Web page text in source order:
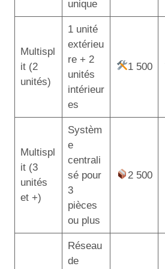
unique
Multispl
it (2
unités)
1 unité
extérieu
re + 2
unités
intérieur
es
1 500
Multispl
it (3
unités
et +)
Systèm
e
centrali
sé pour
3
pièces
ou plus
2 500
Réseau
de